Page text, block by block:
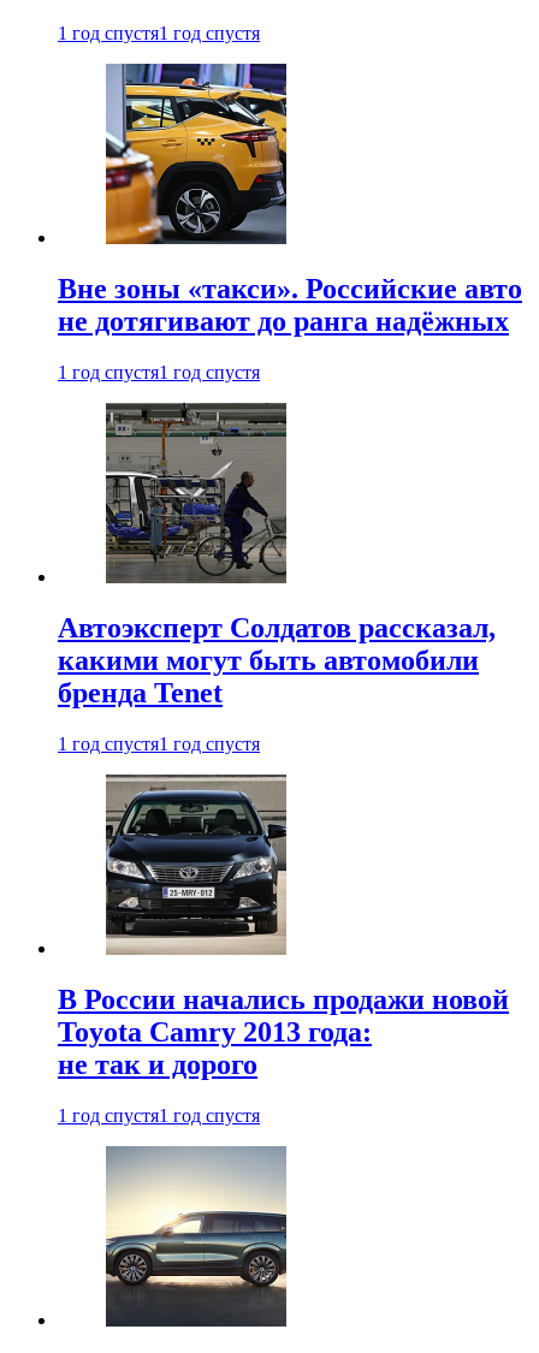
1 год спустя1 год спустя
Вне зоны «такси». Российские авто
не дотягивают до ранга надёжных
1 год спустя1 год спустя
Автоэксперт Солдатов рассказал,
какими могут быть автомобили
бренда Tenet
1 год спустя1 год спустя
В России начались продажи новой
Toyota Camry 2013 года:
не так и дорого
1 год спустя1 год спустя